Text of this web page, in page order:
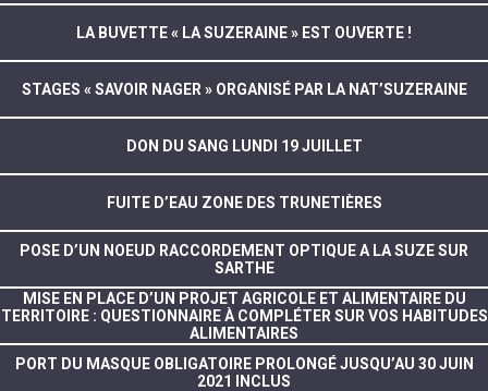
LA BUVETTE « LA SUZERAINE » EST OUVERTE !
STAGES « SAVOIR NAGER » ORGANISÉ PAR LA NAT’SUZERAINE
DON DU SANG LUNDI 19 JUILLET
FUITE D’EAU ZONE DES TRUNETIÈRES
POSE D’UN NOEUD RACCORDEMENT OPTIQUE A LA SUZE SUR
SARTHE
MISE EN PLACE D’UN PROJET AGRICOLE ET ALIMENTAIRE DU
TERRITOIRE : QUESTIONNAIRE À COMPLÉTER SUR VOS HABITUDES
ALIMENTAIRES
PORT DU MASQUE OBLIGATOIRE PROLONGÉ JUSQU’AU 30 JUIN
2021 INCLUS